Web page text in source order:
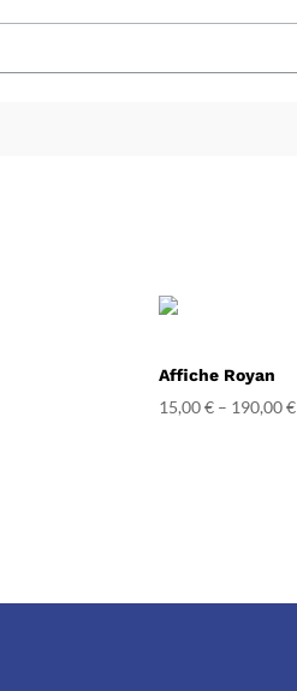
Affiche Royan
15,00€– 190,00€